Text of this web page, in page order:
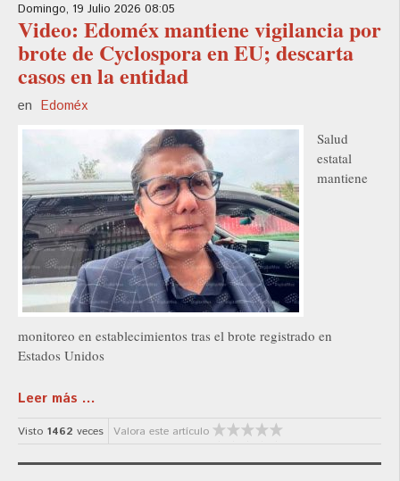
Domingo, 19 Julio 2026 08:05
Video: Edoméx mantiene vigilancia por
brote de Cyclospora en EU; descarta
casos en la entidad
en Edoméx
Salud
estatal
mantiene
monitoreo en establecimientos tras el brote registrado en
Estados Unidos
Leer más ...
Visto 1462 veces Valora este artículo